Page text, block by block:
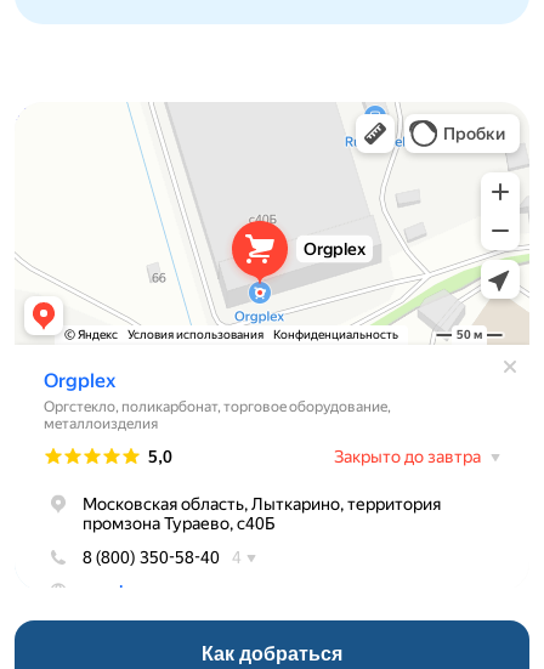
Orgplex
Оргстекло, поликарбонат в Лыткарине
Торговое оборудование в Лыткарине
Как добраться